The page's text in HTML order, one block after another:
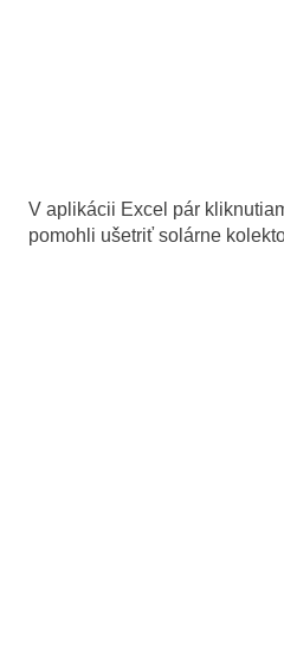
V aplikácii Excel pár
pomohli ušetriť solárne